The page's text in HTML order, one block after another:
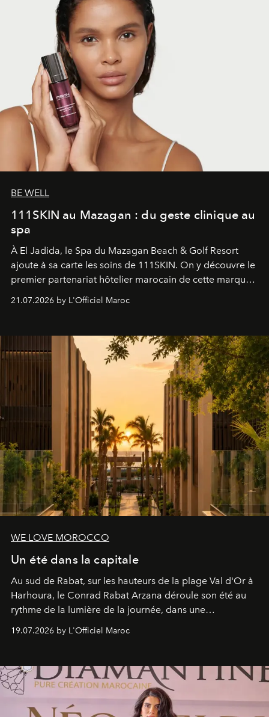
BE WELL
111SKIN au Mazagan : du geste clinique au
spa
À El Jadida, le Spa du Mazagan Beach & Golf Resort
ajoute à sa carte les soins de 111SKIN. On y découvre le
premier partenariat hôtelier marocain de cette marque
britannique, née dans un cabinet de chirurgie plastique
londonien et construite depuis autour d'un actif breveté,
21.07.2026 by L'Officiel Maroc
WE LOVE MOROCCO
Un été dans la capitale
Au sud de Rabat, sur les hauteurs de la plage Val d'Or à
Harhoura, le Conrad Rabat Arzana déroule son été au
rythme de la lumière de la journée, dans une
programmation pensée comme une succession de
rendez-vous avec l’océan.
19.07.2026 by L'Officiel Maroc